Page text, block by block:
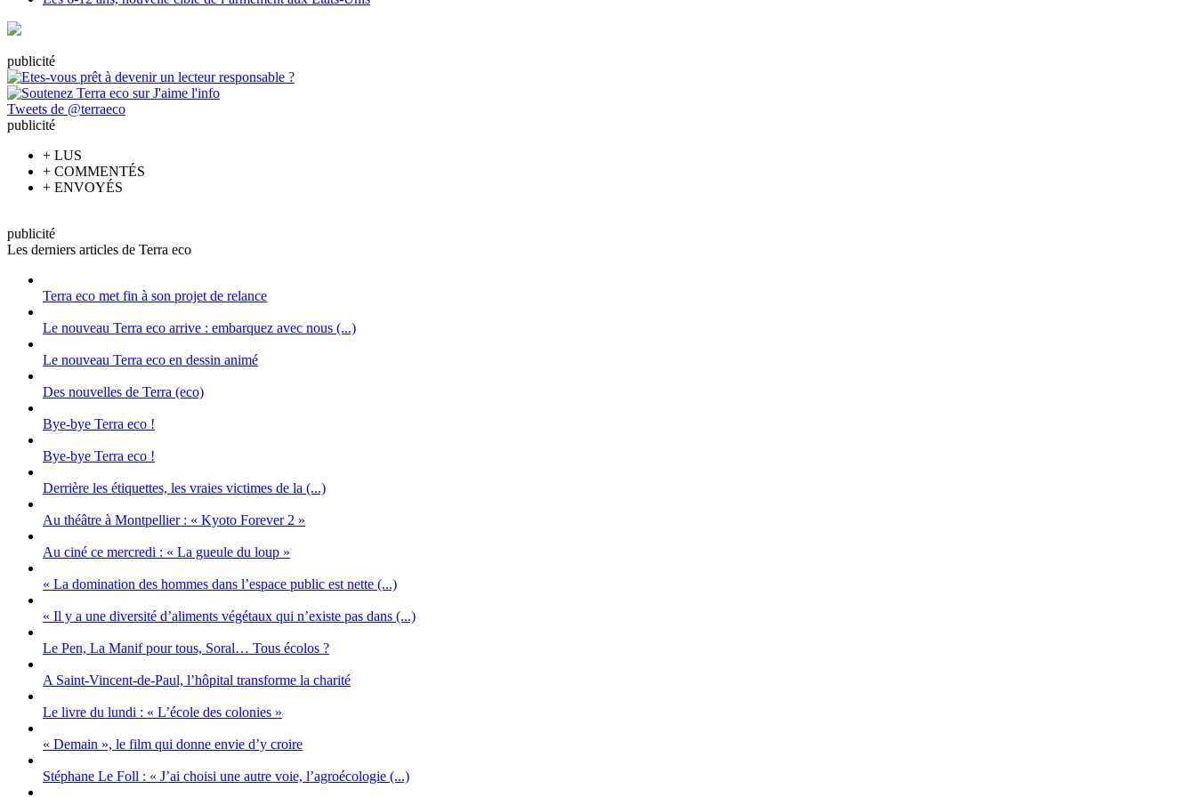
publicité
Tweets de @terraeco
publicité
+ LUS
+ COMMENTÉS
+ ENVOYÉS
publicité
Les derniers articles de Terra eco
Terra eco met fin à son projet de relance
Le nouveau Terra eco arrive : embarquez avec nous (...)
Le nouveau Terra eco en dessin animé
Des nouvelles de Terra (eco)
Bye-bye Terra eco !
Bye-bye Terra eco !
Derrière les étiquettes, les vraies victimes de la (...)
Au théâtre à Montpellier : « Kyoto Forever 2 »
Au ciné ce mercredi : « La gueule du loup »
« La domination des hommes dans l’espace public est nette (...)
« Il y a une diversité d’aliments végétaux qui n’existe pas dans (...)
Le Pen, La Manif pour tous, Soral… Tous écolos ?
A Saint-Vincent-de-Paul, l’hôpital transforme la charité
Le livre du lundi : « L’école des colonies »
« Demain », le film qui donne envie d’y croire
Stéphane Le Foll : « J’ai choisi une autre voie, l’agroécologie (...)